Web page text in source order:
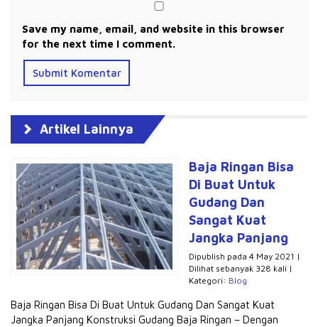
Save my name, email, and website in this browser
for the next time I comment.
Artikel Lainnya
Baja Ringan Bisa
Di Buat Untuk
Gudang Dan
Sangat Kuat
Jangka Panjang
Dipublish pada 4 May 2021 |
Dilihat sebanyak 328 kali |
Kategori: Blog
Baja Ringan Bisa Di Buat Untuk Gudang Dan Sangat Kuat
Jangka Panjang Konstruksi Gudang Baja Ringan – Dengan